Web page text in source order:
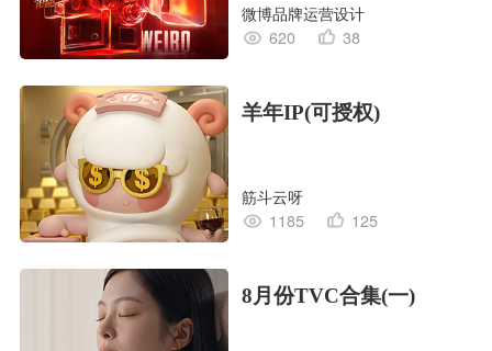
微博品牌运营设计
620
38
羊年IP(可授权)
筋斗云呀
1185
125
8月份TVC合集(一)